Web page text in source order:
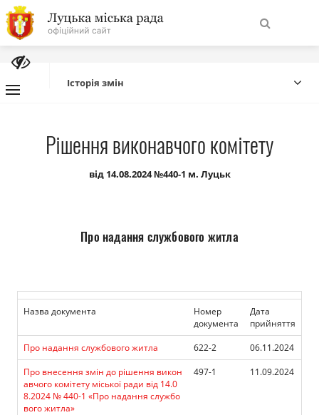
На
головну
сайту
Про місто
Міська влада
Публічна інформація
Прозорість влади
Документи
Історія змін
Рішення виконавчого комітету
від 14.08.2024 №440-1 м. Луцьк
Про надання службового житла
Назва документа
Номер
документа
Дата
прийняття
Про надання службового житла
622-2
06.11.2024
Про внесення змін до рішення викон
авчого комітету міської ради від 14.0
8.2024 № 440-1 «Про надання службо
вого житла»
497-1 11.09.2024